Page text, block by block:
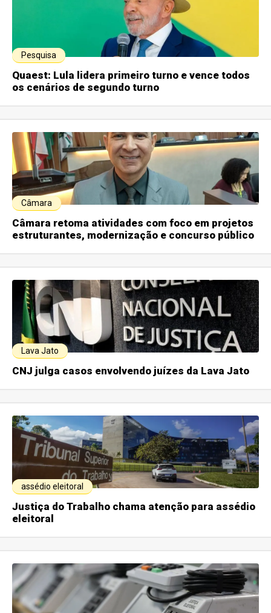
Pesquisa
Quaest: Lula lidera primeiro turno e vence todos
os cenários de segundo turno
Câmara
Câmara retoma atividades com foco em projetos
estruturantes, modernização e concurso público
Lava Jato
CNJ julga casos envolvendo juízes da Lava Jato
assédio eleitoral
Justiça do Trabalho chama atenção para assédio
eleitoral